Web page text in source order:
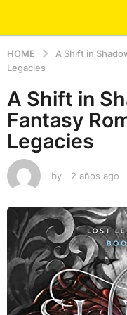
HOME
A Shift in
Legacies
A Shift in
Fantasy
Legacies
by 2 años ago
o
s
a
g
o